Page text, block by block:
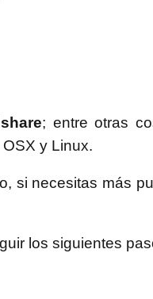
; entre otras
y Linux.
si necesitas más
los siguientes